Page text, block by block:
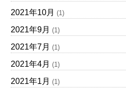
2021年10月 (1)
2021年9月 (1)
2021年7月 (1)
2021年4月 (1)
2021年1月 (1)